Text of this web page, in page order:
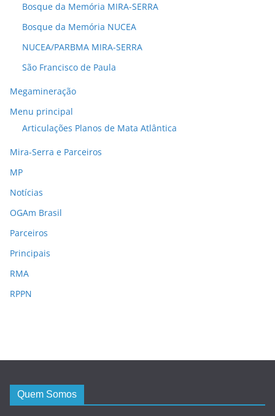
Bosque da Memória MIRA-SERRA
Bosque da Memória NUCEA
NUCEA/PARBMA MIRA-SERRA
São Francisco de Paula
Megamineração
Menu principal
Articulações Planos de Mata Atlântica
Mira-Serra e Parceiros
MP
Notícias
OGAm Brasil
Parceiros
Principais
RMA
RPPN
Quem Somos